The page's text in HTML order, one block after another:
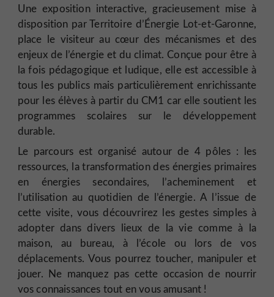
Une exposition interactive, gracieusement mise à
disposition par Territoire d’Énergie Lot-et-Garonne,
place le visiteur au cœur des mécanismes et des
enjeux de l’énergie et du climat. Conçue pour être à
la fois pédagogique et ludique, elle est accessible à
tous les publics mais particulièrement enrichissante
pour les élèves à partir du CM1 car elle soutient les
programmes scolaires sur le développement
durable.
Le parcours est organisé autour de 4 pôles : les
ressources, la transformation des énergies primaires
en énergies secondaires, l’acheminement et
l’utilisation au quotidien de l’énergie. A l’issue de
cette visite, vous découvrirez les gestes simples à
adopter dans divers lieux de la vie comme à la
maison, au bureau, à l’école ou lors de vos
déplacements. Vous pourrez toucher, manipuler et
jouer. Ne manquez pas cette occasion de nourrir
vos connaissances tout en vous amusant !